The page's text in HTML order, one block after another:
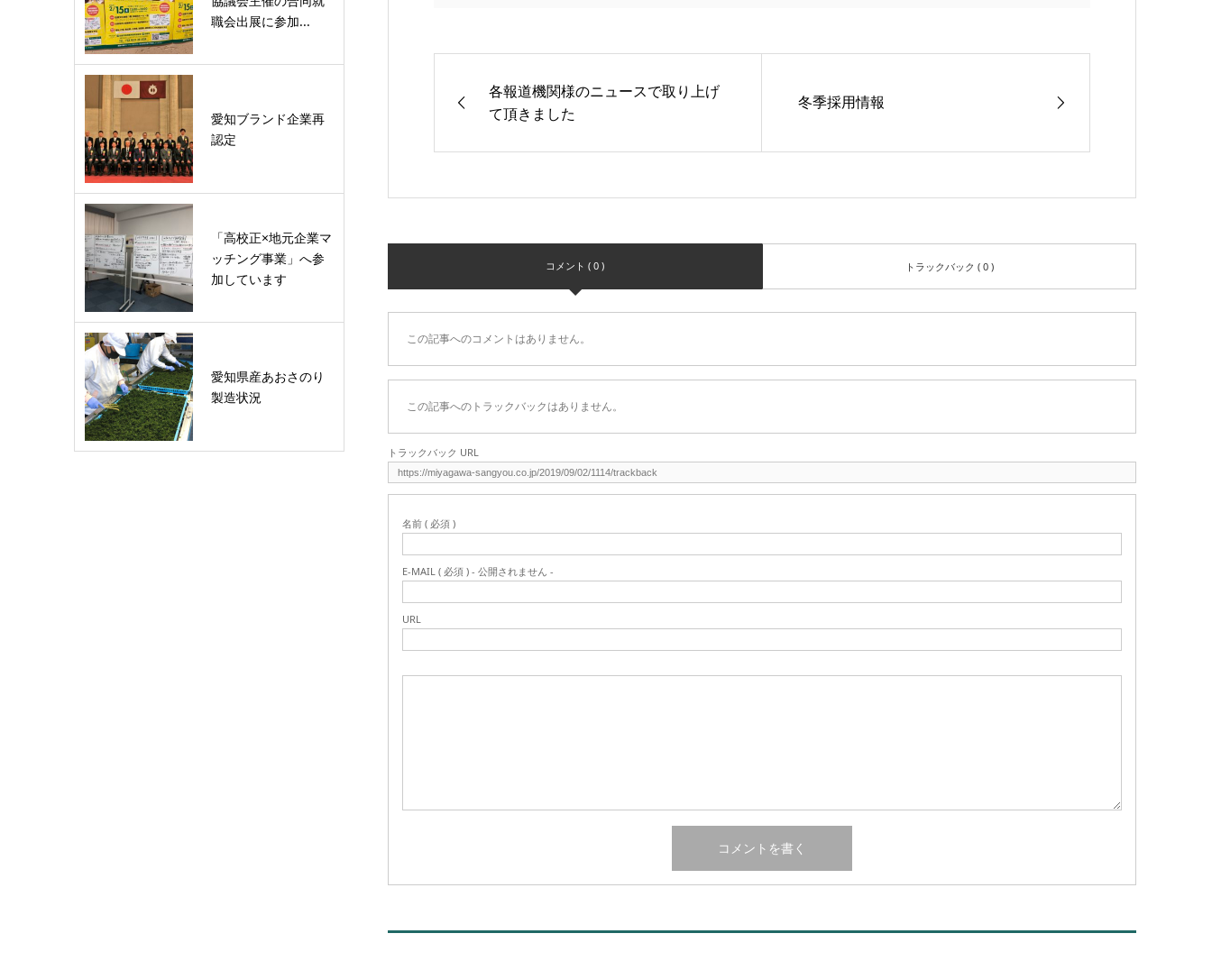
各報道機関様のニュースで取り上げ
て頂きました
冬季採用情報
コメント ( 0 ) トラックバック ( 0 )
この記事へのコメントはありません。
この記事へのトラックバックはありません。
トラックバック URL
名前 ( 必須 )
E-MAIL ( 必須 ) - 公開されません -
URL
職会出展に参加...
愛知ブランド企業再
認定
「高校正×地元企業マ
ッチング事業」へ参
加しています
愛知県産あおさのり
製造状況